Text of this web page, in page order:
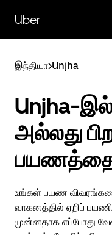
பக்கத்திற்குச்
செல்லவும்
Uber
இந்தியா>Unjha
Unjha-
அல்லது
உங்கள் பயண
வாகனத்தில் ஏறிப்
முன்னதாக எப்போது